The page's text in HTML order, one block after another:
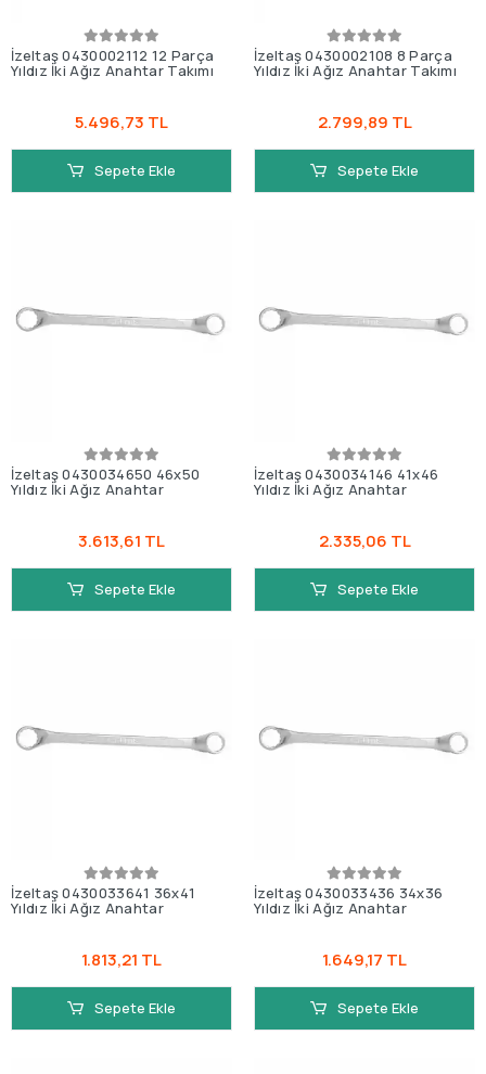
İzeltaş 0430002112 12 Parça
Yıldız İki Ağız Anahtar Takımı
5.496,73 TL
Sepete Ekle
İzeltaş 0430002108 8 Parça
Yıldız İki Ağız Anahtar Takımı
2.799,89 TL
Sepete Ekle
İzeltaş 0430034650 46x50
Yıldız İki Ağız Anahtar
3.613,61 TL
Sepete Ekle
İzeltaş 0430034146 41x46
Yıldız İki Ağız Anahtar
2.335,06 TL
Sepete Ekle
İzeltaş 0430033641 36x41
Yıldız İki Ağız Anahtar
1.813,21 TL
Sepete Ekle
İzeltaş 0430033436 34x36
Yıldız İki Ağız Anahtar
1.649,17 TL
Sepete Ekle